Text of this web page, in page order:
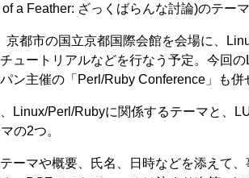
a Feather: ざっくばらんな討論)のテー
都市の国立京都国際会館を会場に、
ュートリアルなどを行なう予定。今回
ン主催の「Perl/Ruby Conference」も併
Linux/Perl/Rubyに関係するテーマと、
の2つ。
ーマや概要、氏名、日時などを添えて、